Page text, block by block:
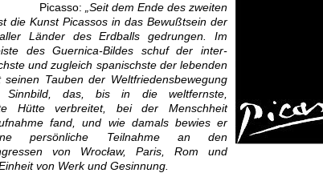
Picasso:
„Seit dem Ende des zweiten
die Kunst Picassos in das Bewußtsein der
Länder des Erdballs gedrungen. Im
des Guernica-Bildes schuf der inter­
und zugleich spanischste der lebenden
seinen Tauben der Weltfriedensbewegung
das, bis in die weltfernste,
Hütte verbreitet, bei der Menschheit
fand, und wie damals bewies er
persönliche Teilnahme an den
von Wrocław, Paris, Rom und
von Werk und Gesinnung.